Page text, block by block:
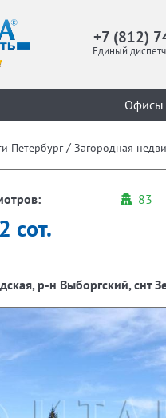
+7 (812)
Единый
Офисы
Петербург / Загородная
83
сот.
р-н Выборгский, снт